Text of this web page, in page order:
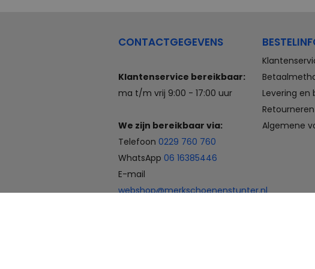
CONTACTGEGEVENS
Klantenservice bereikbaar:
ma t/m vrij 9:00 - 17:00 uur
We zijn bereikbaar via:
Telefoon 0229 760 760
WhatsApp 06 16385446
E-mail
webshop@merkschoenenstunter.nl
Levering en
Retourneren
Algemene